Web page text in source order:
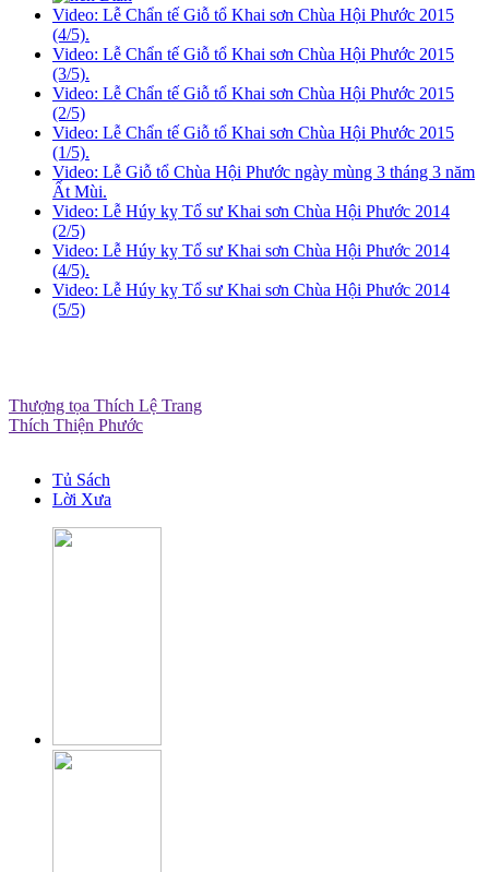
Video: Lễ Chẩn tế Giỗ tổ Khai sơn Chùa Hội Phước 2015
(4/5).
Video: Lễ Chẩn tế Giỗ tổ Khai sơn Chùa Hội Phước 2015
(3/5).
Video: Lễ Chẩn tế Giỗ tổ Khai sơn Chùa Hội Phước 2015
(2/5)
Video: Lễ Chẩn tế Giỗ tổ Khai sơn Chùa Hội Phước 2015
(1/5).
Video: Lễ Giỗ tổ Chùa Hội Phước ngày mùng 3 tháng 3 năm
Ất Mùi.
Video: Lễ Húy kỵ Tổ sư Khai sơn Chùa Hội Phước 2014
(2/5)
Video: Lễ Húy kỵ Tổ sư Khai sơn Chùa Hội Phước 2014
(4/5).
Video: Lễ Húy kỵ Tổ sư Khai sơn Chùa Hội Phước 2014
(5/5)
Thượng tọa Thích Lệ Trang
Thích Thiện Phước
Tủ Sách
Lời Xưa